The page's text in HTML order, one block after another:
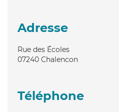
Adresse
Rue des Écoles
07240 Chalencon
Téléphone